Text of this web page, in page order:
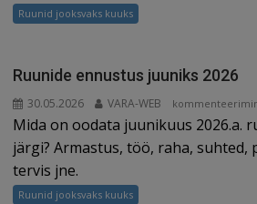
Ruunid jooksvaks kuuks
Ruunide ennustus juuniks 2026
30.05.2026 VARA-WEB
Ruunide
ennustus
juuniks
Mida on oodata juunikuus 2026.a.
järgi? Armastus, töö, raha, suhted,
tervis jne.
Ruunid jooksvaks kuuks